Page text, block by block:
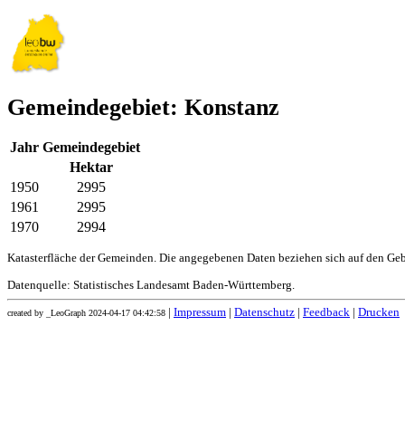
Gemeindegebiet: Konstanz
Jahr Gemeindegebiet
Hektar
1950
2995
1961
2995
1970
2994
Katasterfläche der Gemeinden. Die angegebenen Daten beziehen sich auf den
Datenquelle: Statistisches Landesamt Baden-Württemberg.
created by _LeoGraph 2024-04-17 04:42:58 Impressum Datenschutz Feedback Drucken